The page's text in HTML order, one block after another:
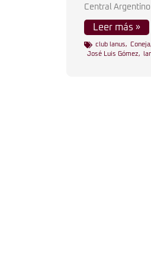
Central
Leer más »
club lanus, Coneja,
José Luis Gómez,